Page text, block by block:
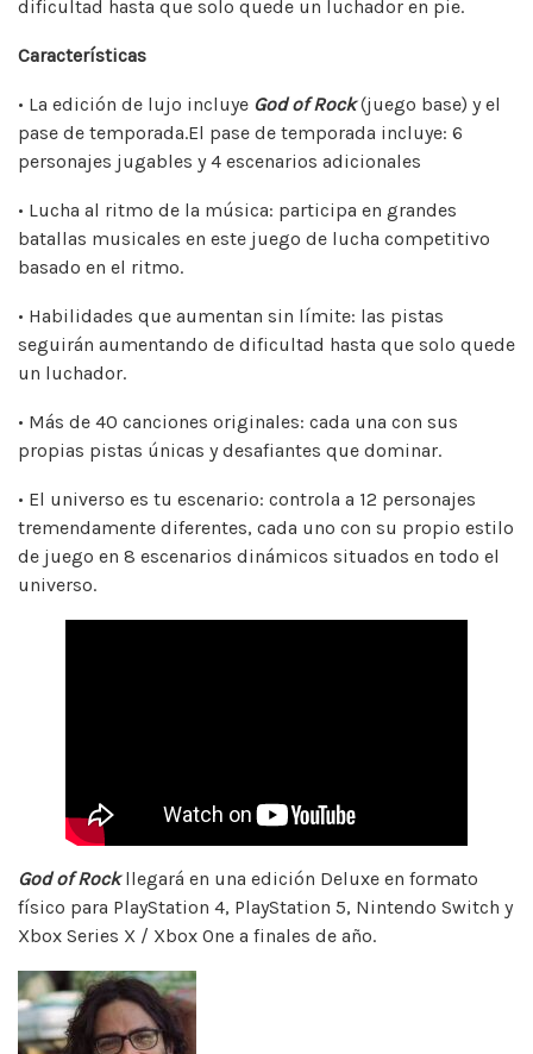
dificultad hasta que solo quede un luchador en pie.
Características
• La edición de lujo incluye God of Rock(juego base) y el
pase de temporada.El pase de temporada incluye: 6
personajes jugables y 4 escenarios adicionales
• Lucha al ritmo de la música: participa en grandes
batallas musicales en este juego de lucha competitivo
basado en el ritmo.
• Habilidades que aumentan sin límite: las pistas
seguirán aumentando de dificultad hasta que solo quede
un luchador.
• Más de 40 canciones originales: cada una con sus
propias pistas únicas y desafiantes que dominar.
• El universo es tu escenario: controla a 12 personajes
tremendamente diferentes, cada uno con su propio estilo
de juego en 8 escenarios dinámicos situados en todo el
universo.
God of Rockllegará en una edición Deluxe en formato
físico para PlayStation 4, PlayStation 5, Nintendo Switch y
Xbox Series X / Xbox One a finales de año.